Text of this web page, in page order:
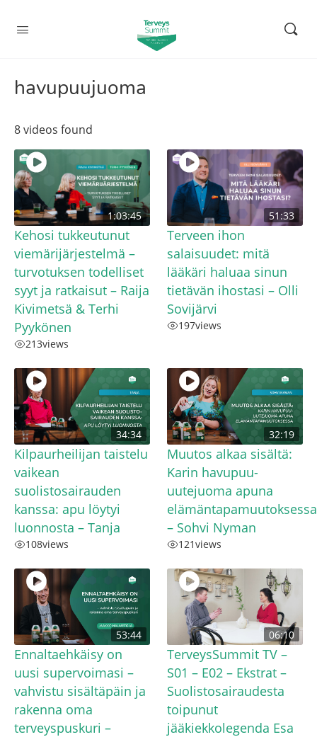
havupuujuoma
8 videos found
1:03:45
Kehosi tukkeutunut
viemärijärjestelmä –
turvotuksen todelliset
syyt ja ratkaisut – Raija
Kivimetsä & Terhi
Pyykönen
213views
51:33
Terveen ihon
salaisuudet: mitä
lääkäri haluaa sinun
tietävän ihostasi – Olli
Sovijärvi
197views
34:34
Kilpaurheilijan taistelu
vaikean
suolistosairauden
kanssa: apu löytyi
luonnosta – Tanja
108views
32:19
Muutos alkaa sisältä:
Karin havupuu-
uutejuoma apuna
elämäntapamuutoksessa
– Sohvi Nyman
121views
53:44
Ennaltaehkäisy on
uusi supervoimasi –
vahvistu sisältäpäin ja
rakenna oma
terveyspuskuri –
06:10
TerveysSummit TV –
S01 – E02 – Ekstrat –
Suolistosairaudesta
toipunut
jääkiekkolegenda Esa